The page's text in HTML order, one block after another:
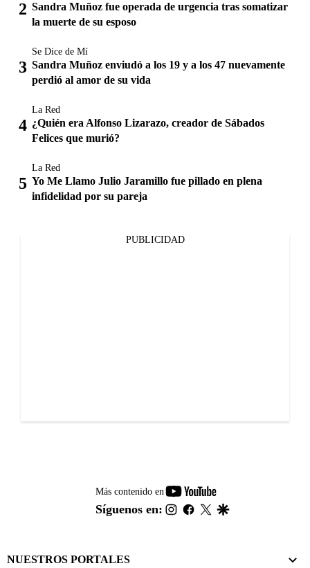
Sandra Muñoz fue operada de urgencia tras somatizar
la muerte de su esposo
Se Dice de Mí
Sandra Muñoz enviudó a los 19 y a los 47 nuevamente
perdió al amor de su vida
La Red
¿Quién era Alfonso Lizarazo, creador de Sábados
Felices que murió?
La Red
Yo Me Llamo Julio Jaramillo fue pillado en plena
infidelidad por su pareja
PUBLICIDAD
Más contenido en
youtube-
footer
Síguenos en: instagram
facebook
twitter
NUESTROS PORTALES